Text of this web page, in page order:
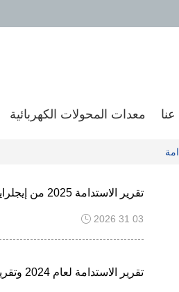
معدات المحولات الكهربائية
تقرير الاستدامة 2025 من إيجلرايز
2026 31 03
تقرير الاستدامة لعام 2024 وتقرير البيئة والمجتمع والحوكمة